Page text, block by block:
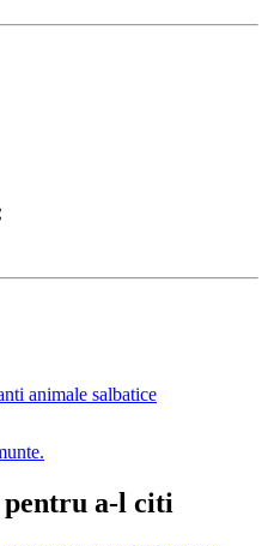
a-l citi